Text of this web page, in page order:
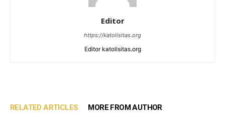
Editor
https://katolisitas.org
Editor katolisitas.org
RELATED ARTICLES MORE FROM AUTHOR